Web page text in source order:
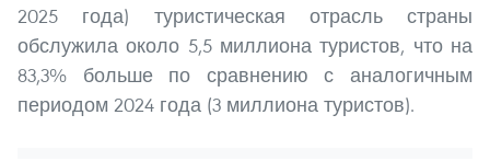
2025 года) туристическая отрасль страны
обслужила около 5,5 миллиона туристов, что на
83,3% больше по сравнению с аналогичным
периодом 2024 года (3 миллиона туристов).